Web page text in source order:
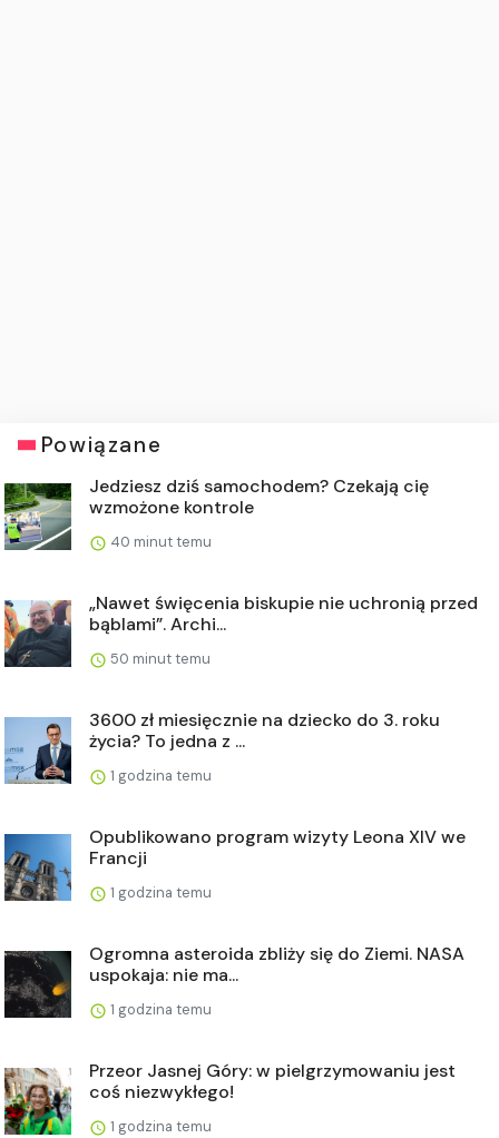
Powiązane
Jedziesz dziś samochodem? Czekają cię
wzmożone kontrole
40 minut temu
„Nawet święcenia biskupie nie uchronią przed
bąblami”. Archi...
50 minut temu
3600 zł miesięcznie na dziecko do 3. roku
życia? To jedna z ...
1 godzina temu
Opublikowano program wizyty Leona XIV we
Francji
1 godzina temu
Ogromna asteroida zbliży się do Ziemi. NASA
uspokaja: nie ma...
1 godzina temu
Przeor Jasnej Góry: w pielgrzymowaniu jest
coś niezwykłego!
1 godzina temu